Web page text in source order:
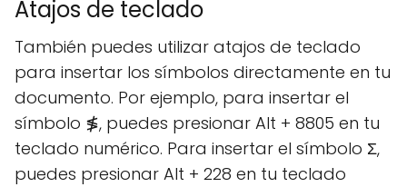
Atajos de teclado
También puedes utilizar atajos de teclado
para insertar los símbolos directamente en tu
documento. Por ejemplo, para insertar el
símbolo ≸, puedes presionar Alt + 8805 en tu
teclado numérico. Para insertar el símbolo Σ,
puedes presionar Alt + 228 en tu teclado